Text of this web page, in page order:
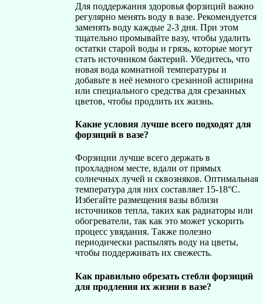
Для поддержания здоровья форзиций важно
регулярно менять воду в вазе. Рекомендуется
заменять воду каждые 2-3 дня. При этом
тщательно промывайте вазу, чтобы удалить
остатки старой воды и грязь, которые могут
стать источником бактерий. Убедитесь, что
новая вода комнатной температуры и
добавьте в неё немного срезанной аспирина
или специального средства для срезанных
цветов, чтобы продлить их жизнь.
Какие условия лучше всего подходят для
форзиций в вазе?
Форзиции лучше всего держать в
прохладном месте, вдали от прямых
солнечных лучей и сквозняков. Оптимальная
температура для них составляет 15-18°C.
Избегайте размещения вазы вблизи
источников тепла, таких как радиаторы или
обогреватели, так как это может ускорить
процесс увядания. Также полезно
периодически распылять воду на цветы,
чтобы поддерживать их свежесть.
Как правильно обрезать стебли форзиций
для продления их жизни в вазе?